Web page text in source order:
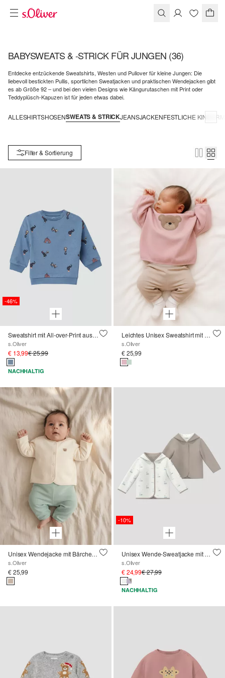
BABYSWEATS & -STRICK FÜR JUNGEN (36)
Entdecke entzückende Sweatshirts, Westen und Pullover für kleine Jungen: Die
liebevoll bestickten Pullis, sportlichen Sweatjacken und praktischen Wendejacken gibt
es ab Größe 92 – und bei den vielen Designs wie Kängurutaschen mit Print oder
Teddyplüsch-Kapuzen ist für jeden etwas dabei.
ALLESHIRTSHOSENSWEATS & STRICKJEANSJACKENFESTLICHE
Filter & Sortierung
-46%
Sweatshirt mit All-over-Print aus Strukturjersey
s.Oliver
€ 13,99€ 25,99
NACHHALTIG
Leichtes Unisex Sweatshirt mit Bärchen-Applikation im Loose Fit
s.Oliver
€ 25,99
Unisex Wendejacke mit Bärchen-Motiven
s.Oliver
€ 25,99
-10%
Unisex Wende-Sweatjacke mit Kapuze und All-over-Print
s.Oliver
€ 24,99€ 27,99
NACHHALTIG